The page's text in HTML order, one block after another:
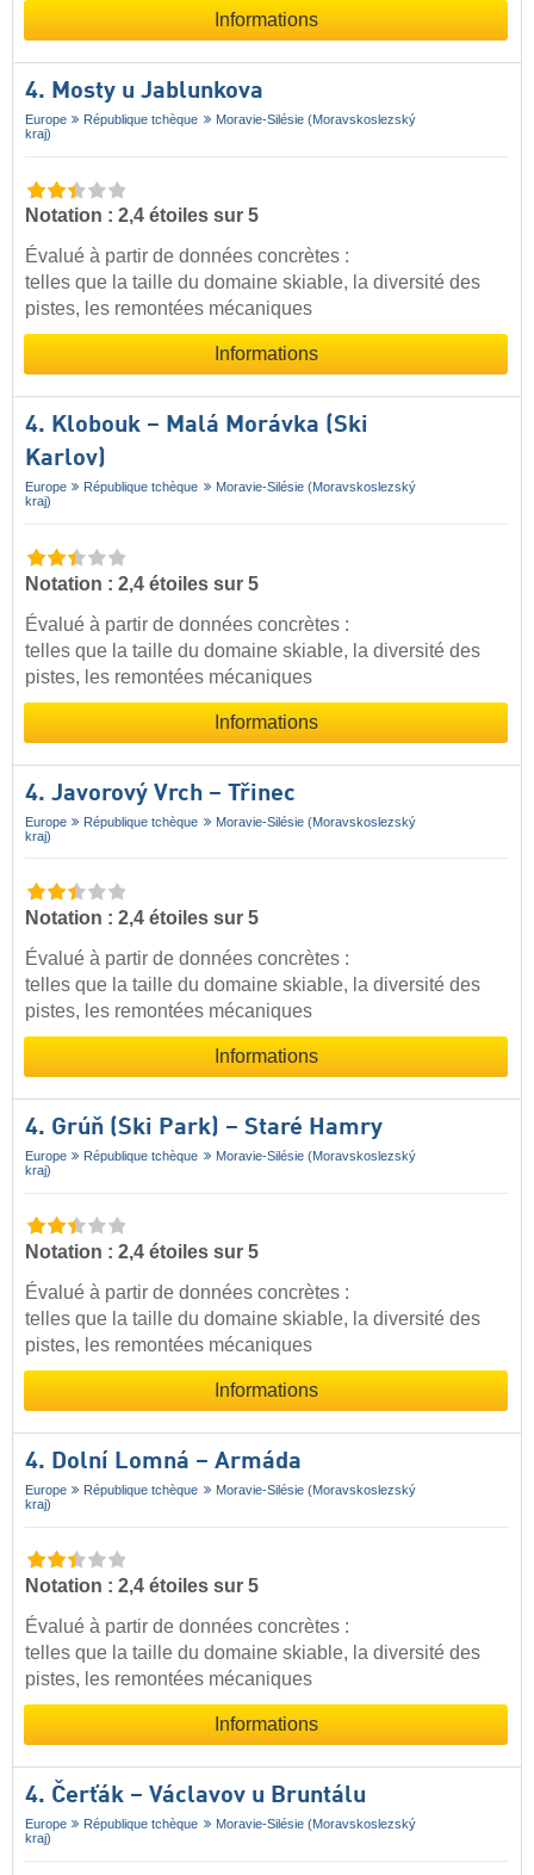
Informations
4. Mosty u Jablunkova
Europe République tchèque
Moravie-Silésie (Moravskoslezský
kraj)
Notation : 2,4 étoiles sur 5
Évalué à partir de données concrètes :
telles que la taille du domaine skiable, la diversité des
pistes, les remontées mécaniques
Informations
4. Klobouk – Malá Morávka (Ski
Karlov)
Europe République tchèque
Moravie-Silésie (Moravskoslezský
kraj)
Notation : 2,4 étoiles sur 5
Évalué à partir de données concrètes :
telles que la taille du domaine skiable, la diversité des
pistes, les remontées mécaniques
Informations
4. Javorový Vrch – Třinec
Europe République tchèque
Moravie-Silésie (Moravskoslezský
kraj)
Notation : 2,4 étoiles sur 5
Évalué à partir de données concrètes :
telles que la taille du domaine skiable, la diversité des
pistes, les remontées mécaniques
Informations
4. Grúň (Ski Park) – Staré Hamry
Europe République tchèque
Moravie-Silésie (Moravskoslezský
kraj)
Notation : 2,4 étoiles sur 5
Évalué à partir de données concrètes :
telles que la taille du domaine skiable, la diversité des
pistes, les remontées mécaniques
Informations
4. Dolní Lomná – Armáda
Europe République tchèque
Moravie-Silésie (Moravskoslezský
kraj)
Notation : 2,4 étoiles sur 5
Évalué à partir de données concrètes :
telles que la taille du domaine skiable, la diversité des
pistes, les remontées mécaniques
Informations
4. Čerťák – Václavov u Bruntálu
Europe République tchèque
Moravie-Silésie (Moravskoslezský
kraj)